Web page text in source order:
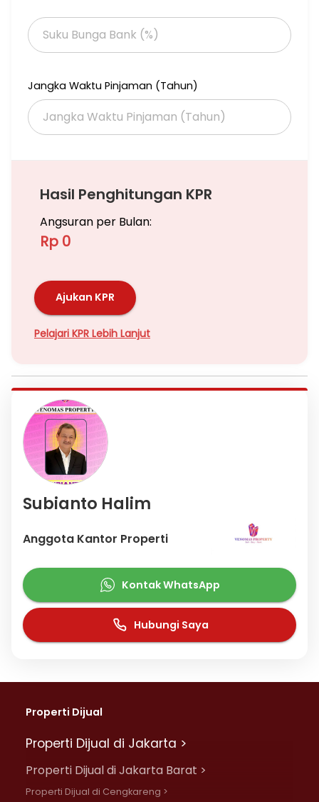
dan berbagai rute transportasi umum lainnya.
Jika anda butuh titip Jual/Sewa Apartemen ,Rumah, Ruko,
Hubungi
Subianto Venomas (Jej)
Jangka Waktu Pinjaman (Tahun)
Hasil Penghitungan KPR
Angsuran per Bulan:
Rp 0
Ajukan KPR
Pelajari KPR Lebih Lanjut
Subianto Halim
Anggota Kantor Properti
Kontak WhatsApp
Hubungi Saya
Properti Dijual
Properti Dijual di Jakarta >
Properti Dijual di Jakarta Barat >
Properti Dijual di Cengkareng >